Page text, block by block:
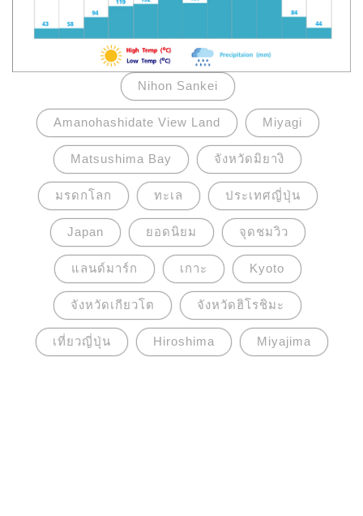
Nihon Sankei
Amanohashidate View Land Miyagi
Matsushima Bay จังหวัดมิยางิ
มรดกโลก ทะเล ประเทศญี่ปุ่น
Japan ยอดนิยม จุดชมวิว
แลนด์มาร์ก เกาะ Kyoto
จังหวัดเกียวโต จังหวัดฮิโรชิมะ
เที่ยวญี่ปุ่น Hiroshima Miyajima